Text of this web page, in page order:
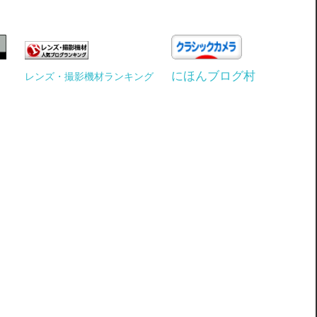
にほんブログ村
レンズ・撮影機材ランキング